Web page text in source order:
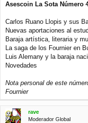
n
a
Asescoin La Sota Número
Carlos Ruano Llopis y sus
Nuevas aportaciones al
Baraja artística, literaria y
La saga de los Fournier en
Luis Alemany y la baraja
Novedades
Nota personal de este
Fournier
rave
Moderador Global